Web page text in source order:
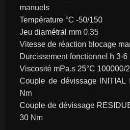
manuels
Température °C -50/150
Jeu diamétral mm 0,35
Vitesse de réaction blocage
Durcissement fonctionnel h 3-6
Viscosité mPa.s 25°C 100000/
Couple de dévissage INITIAL
Nm
Couple de dévissage
30 Nm